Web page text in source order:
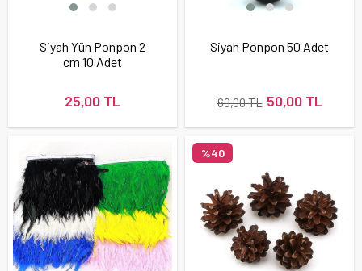
Siyah Yün Ponpon 2
cm 10 Adet
25,00 TL
Siyah Ponpon 50 Adet
50,00 TL
60,00 TL
%40